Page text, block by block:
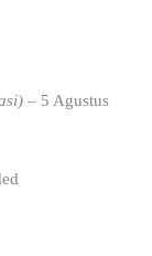
– 5 Agustus